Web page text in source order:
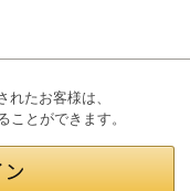
たお客様は、
とができます。